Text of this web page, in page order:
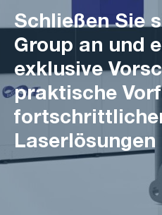
Schließen Sie
Group an und
exklusive
praktische
Laserlösungen